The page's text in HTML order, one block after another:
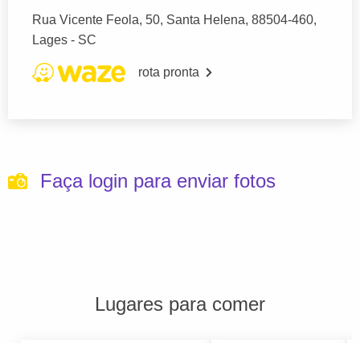
Rua Vicente Feola, 50, Santa Helena, 88504-460,
Lages - SC
rota pronta
Faça login para enviar fotos
Lugares para comer